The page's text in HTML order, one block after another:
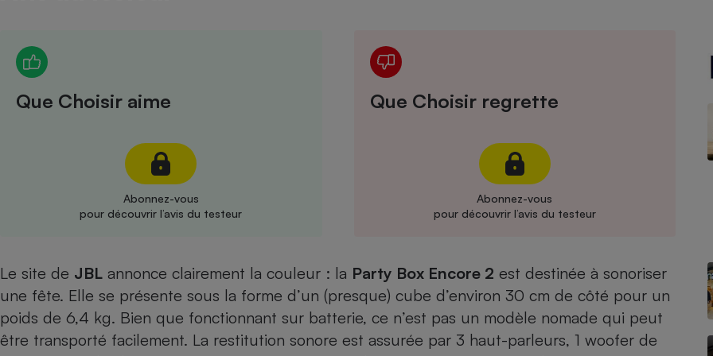
Que Choisir aime
Abonnez-vous
pour découvrir l’avis du testeur
Que Choisir regrette
Abonnez-vous
pour découvrir l’avis du testeur
Le site de JBL annonce clairement la couleur : la Party Box Encore 2 est destinée à sonoriser
une fête. Elle se présente sous la forme d’un (presque) cube d’environ 30 cm de côté pour un
poids de 6,4 kg. Bien que fonctionnant sur batterie, ce n’est pas un modèle nomade qui peut
être transporté facilement. La restitution sonore est assurée par 3 haut-parleurs, 1 woofer de
Ventilateur
Lessive